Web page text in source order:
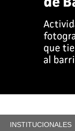
INSTITUCIONALES